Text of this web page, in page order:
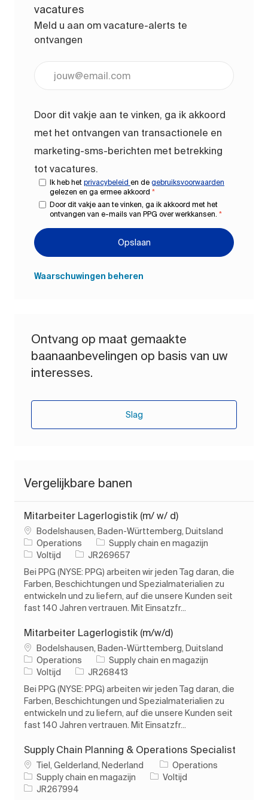
vacatures
Meld u aan om vacature-alerts te
ontvangen
Door dit vakje aan te vinken, ga ik akkoord
met het ontvangen van transactionele en
marketing-sms-berichten met betrekking
tot vacatures.
Ik heb het privacybeleid en de gebruiksvoorwaarden
gelezen en ga ermee akkoord *
Door dit vakje aan te vinken, ga ik akkoord met het
ontvangen van e-mails van PPG over werkkansen. *
Opslaan
Waarschuwingen beheren
Ontvang op maat gemaakte
baanaanbevelingen op basis van uw
interesses.
Slag
Vergelijkbare banen
Mitarbeiter Lagerlogistik (m/ w/ d)
PlaatsBodelshausen, Baden-Württemberg, Duitsland
Operations
Categorie
Supply chain en magazijn
Soort baan
Voltijd Taak-ID
JR269657
Bei PPG (NYSE: PPG) arbeiten wir jeden Tag daran, die
Farben, Beschichtungen und Spezialmaterialien zu
entwickeln und zu liefern, auf die unsere Kunden seit
fast 140 Jahren vertrauen. Mit Einsatzfr...
Mitarbeiter Lagerlogistik (m/w/d)
PlaatsBodelshausen, Baden-Württemberg, Duitsland
Operations
Categorie
Supply chain en magazijn
Soort baan
Voltijd Taak-ID
JR268413
Bei PPG (NYSE: PPG) arbeiten wir jeden Tag daran, die
Farben, Beschichtungen und Spezialmaterialien zu
entwickeln und zu liefern, auf die unsere Kunden seit
fast 140 Jahren vertrauen. Mit Einsatzfr...
Supply Chain Planning & Operations Specialist
PlaatsTiel, Gelderland, Nederland
Operations
Categorie
Supply chain en magazijn Soort baan
Voltijd
Taak-ID
JR267994